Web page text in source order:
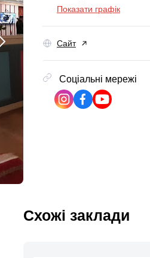
Показати графік
Сайт
Соціальні мережі
Схожі заклади